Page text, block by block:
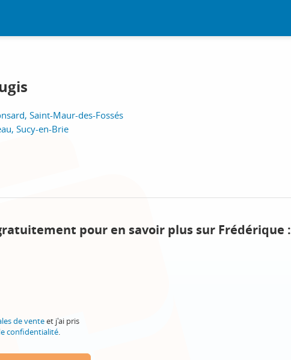
Saint-Maur-des-Fossés
Sucy-en-Brie
pour en savoir plus sur Frédérique :
de venteet j'ai pris
confidentialité.